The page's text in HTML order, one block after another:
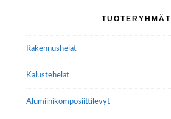
TUOTERYHMÄT
Rakennushelat
Kalustehelat
Alumiini­komposiitti­levyt